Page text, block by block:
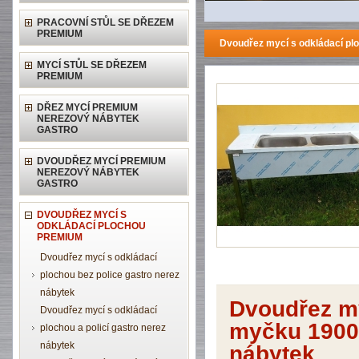
PRACOVNÍ STŮL SE DŘEZEM
PREMIUM
MYCÍ STŮL SE DŘEZEM
PREMIUM
DŘEZ MYCÍ PREMIUM
NEREZOVÝ NÁBYTEK
GASTRO
DVOUDŘEZ MYCÍ PREMIUM
NEREZOVÝ NÁBYTEK
GASTRO
DVOUDŘEZ MYCÍ S
ODKLÁDACÍ PLOCHOU
PREMIUM
Dvoudřez mycí s odkládací
plochou bez police gastro nerez
nábytek
Dvoudřez mycí s odkládací
plochou a policí gastro nerez
nábytek
Dvoudřez mycí s odkládací
Dvoudřez
myčku
nábytek